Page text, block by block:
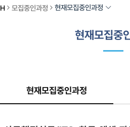
H 모집중인과정 현재모집중인과정
현재모집중
현재모집중인과정